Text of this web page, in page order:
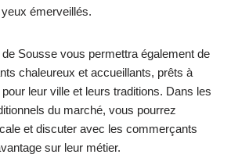
émerveillés.
Sousse vous permettra également de
chaleureux et accueillants, prêts à
leur ville et leurs traditions. Dans les
du marché, vous pourrez
et discuter avec les commerçants
sur leur métier.